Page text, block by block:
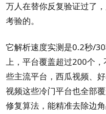
万人在替你反复验证过了
考验的。
它解析速度实测是0.2秒/
上，平台覆盖超过200个
些主流平台，西瓜视频、
视频这些冷门平台也全部
修复算法，能精准去除边